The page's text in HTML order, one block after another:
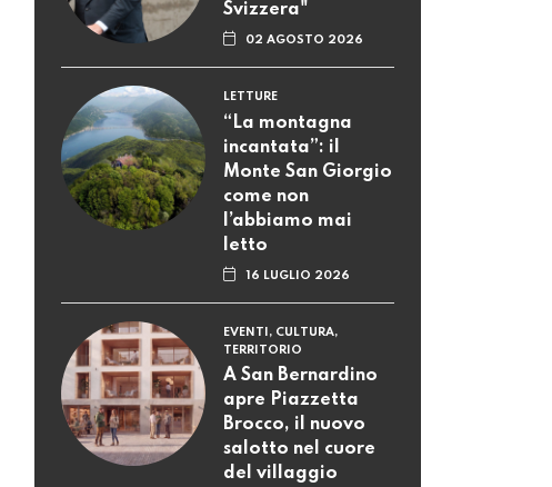
Svizzera"
02 AGOSTO 2026
LETTURE
“La montagna
incantata”: il
Monte San Giorgio
come non
l’abbiamo mai
letto
16 LUGLIO 2026
EVENTI, CULTURA,
TERRITORIO
A San Bernardino
apre Piazzetta
Brocco, il nuovo
salotto nel cuore
del villaggio